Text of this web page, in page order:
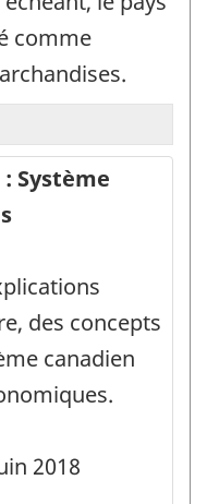
comme
Système
des concepts
canadien
2018